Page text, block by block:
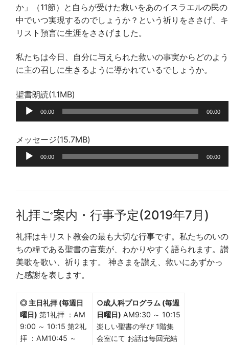
か」（11節）と自らが受けた救いをあのイスラエルの民の
中でいつ実現するのでしょうか？という祈りをささげ、キ
リスト預言に生涯をささげました。
私たちは今日、自分に与えられた救いの事実からどのよう
に主の召しに生きるように導かれているでしょうか。
聖書朗読(1.1MB)
声
レ
00:00 00:00
メッセージ(15.7MB)
声
ヤ
00:00 00:00
礼拝ご案内・行事予定(2019年7月)
礼拝はキリスト教会の最も大切な行事です。私たちのいの
ちの糧である聖書の言葉が、わかりやすく語られます。讃
美歌を歌い、祈ります。 神さまを讃え、救いにあずかっ
た感謝を表します。
◎ 主日礼拝 (毎週日
曜日) 第1礼拝 ：AM
9:00 ～ 10:15 第2礼
拝 ：AM10:45 ～
○成人科プログラム (毎週
日曜日) AM9:30 ～ 10:15
楽しい聖書の学び 1階集
会室にて お話は毎回完結